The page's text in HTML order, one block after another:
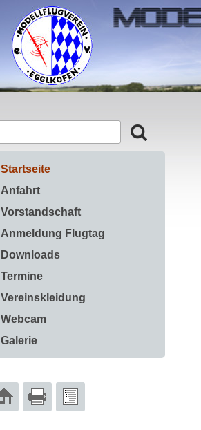
Startseite
Anfahrt
Vorstandschaft
Anmeldung Flugtag
Downloads
Termine
Vereinskleidung
Webcam
Galerie